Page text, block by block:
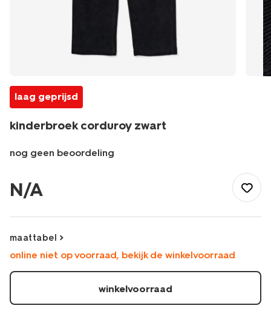
laag geprijsd
kinderbroek corduroy zwart
nog geen beoordeling
corduroy-
zwart-
N/A
maattabel
online niet op voorraad, bekijk de winkelvoorraad
winkelvoorraad